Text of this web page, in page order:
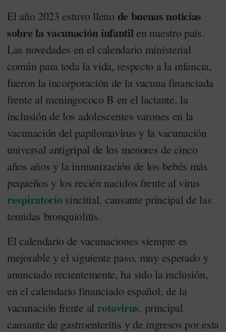
El año 2023 estuvo lleno de buenas noticias
sobre la vacunación infantilen nuestro país.
Las novedades en el calendario ministerial
común para toda la vida, respecto a la infancia,
fueron la incorporación de la vacuna financiada
frente al meningococo B en el lactante, la
inclusión de los adolescentes varones en la
vacunación del papilomavirus y la vacunación
universal antigripal de los menores de cinco
años años y la inmunización de los bebés más
pequeños y los recién nacidos frente al virus
respiratoriosincitial, causante principal de las
temidas bronquiolitis.
El calendario de vacunaciones siempre es
mejorable y el siguiente paso, muy esperado y
anunciado recientemente, ha sido la inclusión,
en el calendario financiado español, de la
vacunación frente al rotavirus, principal
causante de gastroenteritis y de ingresos por esta